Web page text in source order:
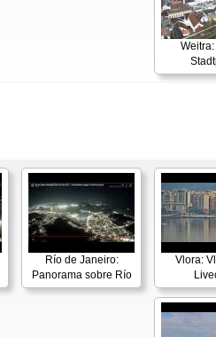
Río de Janeiro:
Panorama sobre Río
Vlora: